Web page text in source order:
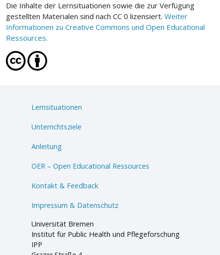
Die Inhalte der Lernsituationen sowie die zur Verfügung
gestellten Materialen sind nach CC 0 lizensiert. Weiter
Informationen zu Creative Commons und Open Educational
Ressources.
Lernsituationen
Unterrichtsziele
Anleitung
OER – Open Educational Ressources
Kontakt & Feedback
Impressum & Datenschutz
Universität Bremen
Institut für Public Health und Pflegeforschung
IPP